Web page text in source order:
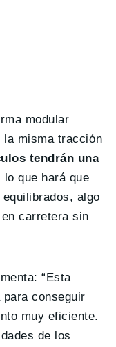
modular
la misma tracción
tendrán una
lo que hará que
algo
carretera sin
“Esta
conseguir
muy eficiente.
de los